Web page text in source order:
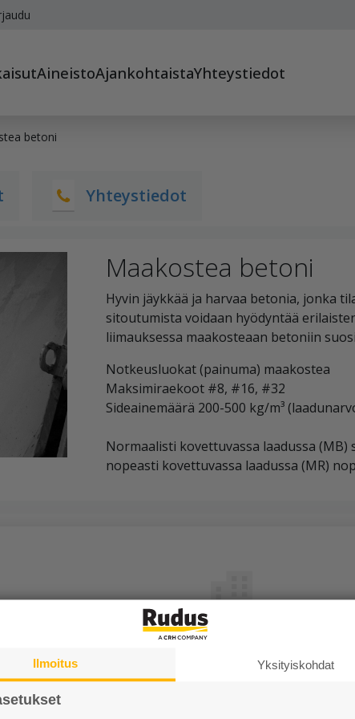
AineistoAjankohtaistaYhteystiedot
betoni
Yhteystiedot
Maakostea betoni
Hyvin jäykkää ja harvaa betonia, jonka
sitoutumista voidaan hyödyntää
liimauksessa maakosteaan betoniin
Notkeusluokat (painuma) maakostea
Maksimiraekoot #8, #16, #32
Sideainemäärä 200-500 kg/m³
Normaalisti kovettuvassa laadussa
nopeasti kovettuvassa laadussa (MR)
Ura Ruduksella
Ilmoitus Yksityiskohdat